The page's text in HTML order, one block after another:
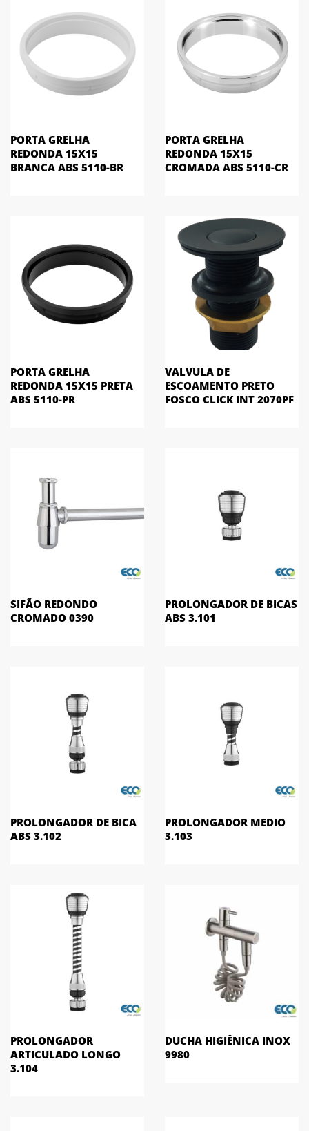
PORTA GRELHA
REDONDA 15X15
BRANCA ABS 5110-BR
PORTA GRELHA
REDONDA 15X15
CROMADA ABS 5110-CR
PORTA GRELHA
REDONDA 15X15 PRETA
ABS 5110-PR
VALVULA DE
ESCOAMENTO PRETO
FOSCO CLICK INT 2070PF
SIFÃO REDONDO
CROMADO 0390
PROLONGADOR DE BICAS
ABS 3.101
PROLONGADOR DE BICA
ABS 3.102
PROLONGADOR MEDIO
3.103
PROLONGADOR
ARTICULADO LONGO
3.104
DUCHA HIGIÊNICA INOX
9980